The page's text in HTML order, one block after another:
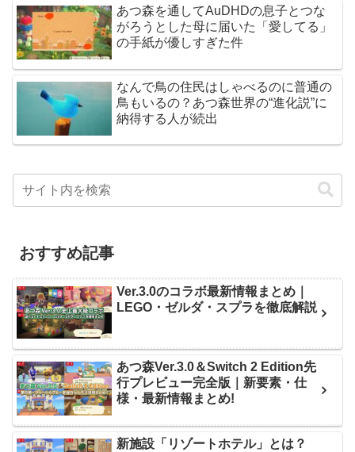
あつ森を通してAuDHDの息子とつな
がろうとした母に届いた「愛してる」
の手紙が優しすぎた件
なんで鳥の住民はしゃべるのに普通の
鳥もいるの？あつ森世界の“進化説”に
納得する人が続出
おすすめ記事
Ver.3.0のコラボ最新情報まとめ｜
LEGO・ゼルダ・スプラを徹底解説
あつ森Ver.3.0＆Switch 2 Edition先
行プレビュー完全版｜新要素・仕
様・最新情報まとめ!
新施設「リゾートホテル」とは？